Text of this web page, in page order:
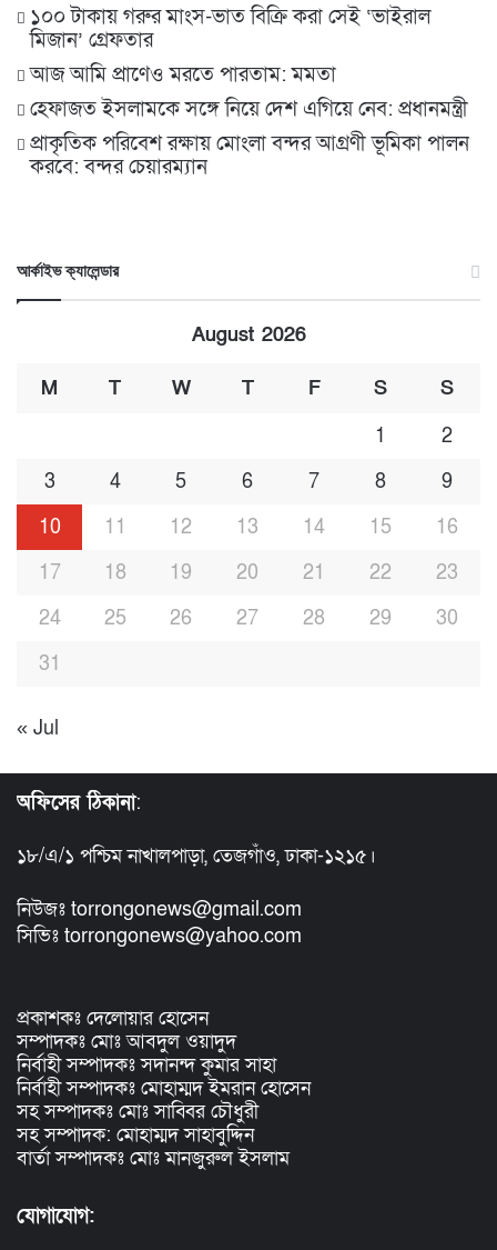
১০০ টাকায় গরুর মাংস-ভাত বিক্রি করা সেই ‘ভাইরাল
মিজান’ গ্রেফতার
আজ আমি প্রাণেও মরতে পারতাম: মমতা
হেফাজত ইসলামকে সঙ্গে নিয়ে দেশ এগিয়ে নেব: প্রধানমন্ত্রী
প্রাকৃতিক পরিবেশ রক্ষায় মোংলা বন্দর আগ্রণী ভূমিকা পালন
করবে: বন্দর চেয়ারম্যান
আর্কাইভ ক্যালেন্ডার
August 2026
M T W T F S
S
1
2
3
4 5 6 7 8
9
10
11 12 13 14 15
16
17
18 19 20 21 22
23
24
25 26 27 28 29
30
31
« Jul
অফিসের ঠিকানা:
১৮/এ/১ পশ্চিম নাখালপাড়া, তেজগাঁও, ঢাকা-১২১৫।
নিউজঃ torrongonews@gmail.com
সিভিঃ torrongonews@yahoo.com
প্রকাশকঃ দেলোয়ার হোসেন
সম্পাদকঃ মোঃ আবদুল ওয়াদুদ
নির্বাহী সম্পাদকঃ সদানন্দ কুমার সাহা
নির্বাহী সম্পাদকঃ মোহাম্মদ ইমরান হোসেন
সহ সম্পাদকঃ মোঃ সাব্বির চৌধুরী
সহ সম্পাদক: মোহাম্মদ সাহাবুদ্দিন
বার্তা সম্পাদকঃ মোঃ মানজুরুল ইসলাম
যোগাযোগ: